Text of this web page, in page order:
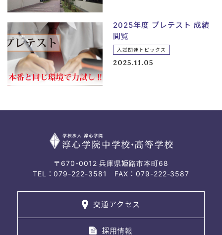
2025年度 プレテスト 成績
閲覧
入試関連トピックス
2025.11.05
〒670-0012 兵庫県姫路市本町68
TEL：079-222-3581 FAX：079-222-3587
交通アクセス
採用情報